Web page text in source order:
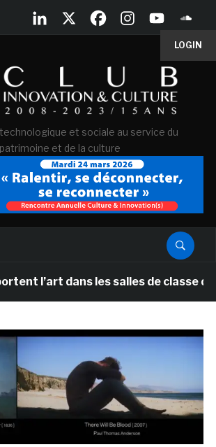
LOGIN
et sociale au service du
patrimoine et de la culture
dans les salles de classe des